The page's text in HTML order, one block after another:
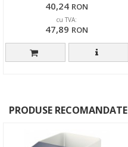
40,24 RON
cu TVA:
47,89 RON
PRODUSE RECOMANDATE